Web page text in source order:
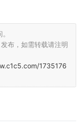
发布，如需转载请注明
1735176